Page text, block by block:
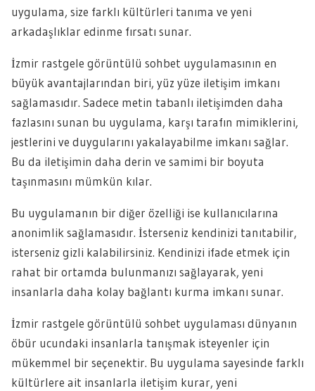
uygulama, size farklı kültürleri tanıma ve yeni
arkadaşlıklar edinme fırsatı sunar.
İzmir rastgele görüntülü sohbet uygulamasının en
büyük avantajlarından biri, yüz yüze iletişim imkanı
sağlamasıdır. Sadece metin tabanlı iletişimden daha
fazlasını sunan bu uygulama, karşı tarafın mimiklerini,
jestlerini ve duygularını yakalayabilme imkanı sağlar.
Bu da iletişimin daha derin ve samimi bir boyuta
taşınmasını mümkün kılar.
Bu uygulamanın bir diğer özelliği ise kullanıcılarına
anonimlik sağlamasıdır. İsterseniz kendinizi tanıtabilir,
isterseniz gizli kalabilirsiniz. Kendinizi ifade etmek için
rahat bir ortamda bulunmanızı sağlayarak, yeni
insanlarla daha kolay bağlantı kurma imkanı sunar.
İzmir rastgele görüntülü sohbet uygulaması dünyanın
öbür ucundaki insanlarla tanışmak isteyenler için
mükemmel bir seçenektir. Bu uygulama sayesinde farklı
kültürlere ait insanlarla iletişim kurar, yeni